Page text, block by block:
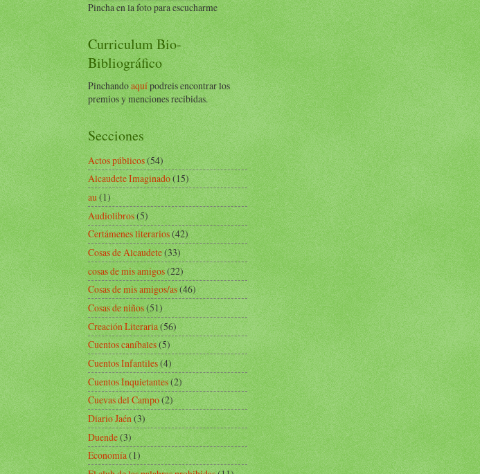
Pincha en la foto para escucharme
Curriculum Bio-
Bibliográfico
Pinchandoaquípodreis encontrar los
premios y menciones recibidas.
Secciones
Actos públicos(54)
Alcaudete Imaginado(15)
au(1)
Audiolibros(5)
Certámenes literarios(42)
Cosas de Alcaudete(33)
cosas de mis amigos(22)
Cosas de mis amigos/as(46)
Cosas de niños(51)
Creación Literaria(56)
Cuentos caníbales(5)
Cuentos Infantiles(4)
Cuentos Inquietantes(2)
Cuevas del Campo(2)
Diario Jaén(3)
Duende(3)
Economía(1)